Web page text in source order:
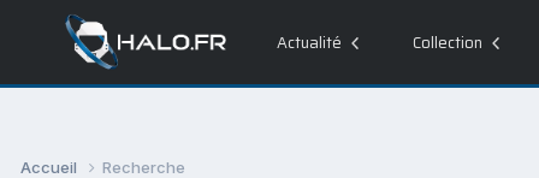
Actualité Collection
Accueil Recherche